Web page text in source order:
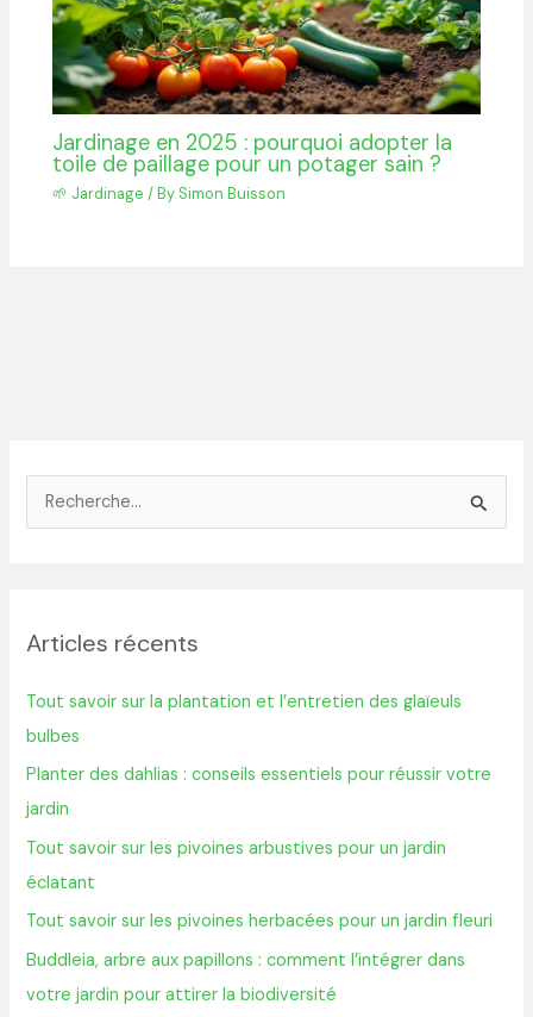
Jardinage en 2025 : pourquoi adopter la
toile de paillage pour un potager sain ?
🌱 Jardinage / By Simon Buisson
e
c
h
e
r
:
Articles récents
Tout savoir sur la plantation et l’entretien des glaïeuls
bulbes
Planter des dahlias : conseils essentiels pour réussir votre
jardin
Tout savoir sur les pivoines arbustives pour un jardin
éclatant
Tout savoir sur les pivoines herbacées pour un jardin fleuri
Buddleia, arbre aux papillons : comment l’intégrer dans
votre jardin pour attirer la biodiversité